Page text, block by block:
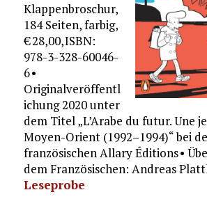
Klappenbroschur,
184 Seiten, farbig,
€ 28,00, ISBN:
978-3-328-60046-
6 •
Originalveröffentl
ichung 2020 unter
dem Titel „L’Arabe du futur. Une
Moyen-Orient (1992–1994)“ bei
französischen Allary Éditions •
dem Französischen: Andreas
Leseprobe